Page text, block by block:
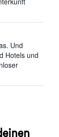
Und
Hotels und